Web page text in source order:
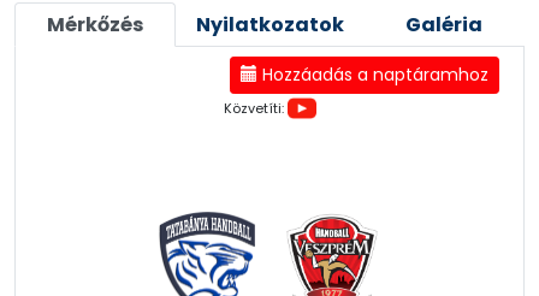
Mérkőzés Nyilatkozatok Galéria
Hozzáadás a naptáramhoz
Közvetíti: